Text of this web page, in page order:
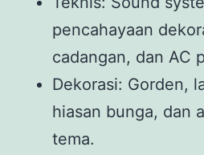
pencahayaan
cadangan, dan AC
Dekorasi: Gorden,
hiasan bunga, dan
tema.